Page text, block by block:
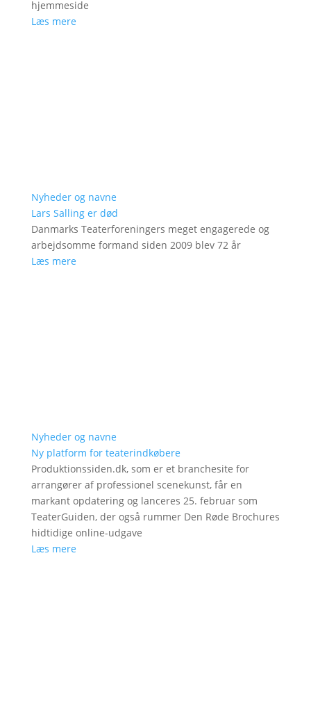
hjemmeside
Læs mere
Nyheder og navne
Lars Salling er død
Danmarks Teaterforeningers meget engagerede og
arbejdsomme formand siden 2009 blev 72 år
Læs mere
Nyheder og navne
Ny platform for teaterindkøbere
Produktionssiden.dk, som er et branchesite for
arrangører af professionel scenekunst, får en
markant opdatering og lanceres 25. februar som
TeaterGuiden, der også rummer Den Røde Brochures
hidtidige online-udgave
Læs mere